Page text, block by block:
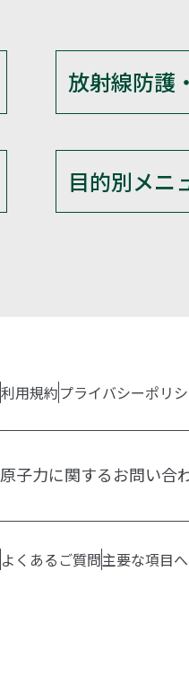
放射線防護
目的別メニ
利用規約プライバシーポリ
原子力に関するお問い合
よくあるご質問主要な項目